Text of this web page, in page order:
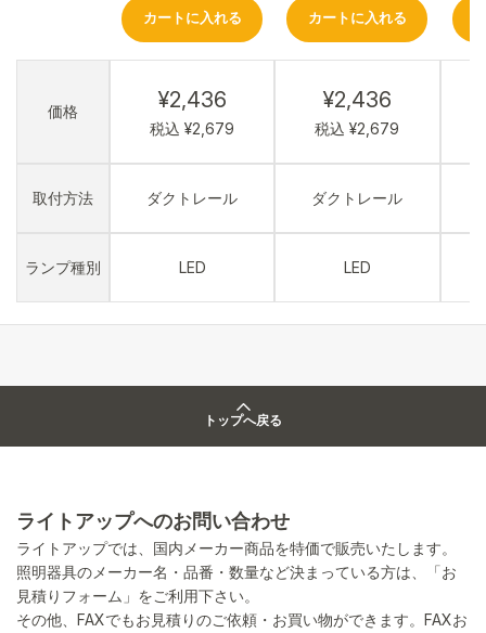
価格
取付方法
ランプ種別
カートに入れる
¥2,436
税込 ¥2,679
ダクトレール
LED
カートに入れる
¥2,436
税込 ¥2,679
ダクトレール
LED
トップへ戻る
ライトアップへのお問い合わせ
ライトアップでは、国内メーカー商品を特価で販売いたします。
照明器具のメーカー名・品番・数量など決まっている方は、「お
見積りフォーム」をご利用下さい。
その他、FAXでもお見積りのご依頼・お買い物ができます。FAXお